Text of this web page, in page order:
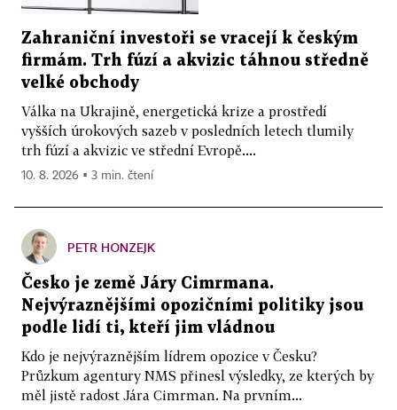
Zahraniční investoři se vracejí k českým
firmám. Trh fúzí a akvizic táhnou středně
velké obchody
Válka na Ukrajině, energetická krize a prostředí
vyšších úrokových sazeb v posledních letech tlumily
trh fúzí a akvizic ve střední Evropě....
10. 8. 2026 ▪ 3 min. čtení
PETR HONZEJK
Česko je země Járy Cimrmana.
Nejvýraznějšími opozičními politiky jsou
podle lidí ti, kteří jim vládnou
Kdo je nejvýraznějším lídrem opozice v Česku?
Průzkum agentury NMS přinesl výsledky, ze kterých by
měl jistě radost Jára Cimrman. Na prvním...